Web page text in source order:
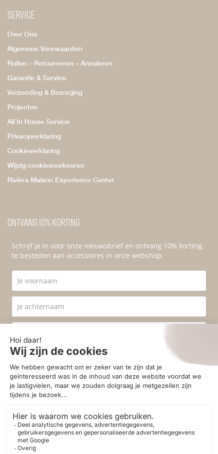
Service
Over Ons
Algemene Voorwaarden
Ruilen – Retourneren – Annuleren
Garantie & Service
Verzending & Bezorging
Projecten
All In House Service
Privacyverklaring
Cookieverklaring
Wijzig cookievoorkeuren
Rivièra Maison Experience Center
Ontvang 10% korting
Schrijf je in voor onze nieuwsbrief en ontvang 10% korting,
te besteden aan accessoires in onze webshop.
Ik ga akkoord met deprivacyvoorwaarden
Aanmelden
© 2026 - Homestore Bergen